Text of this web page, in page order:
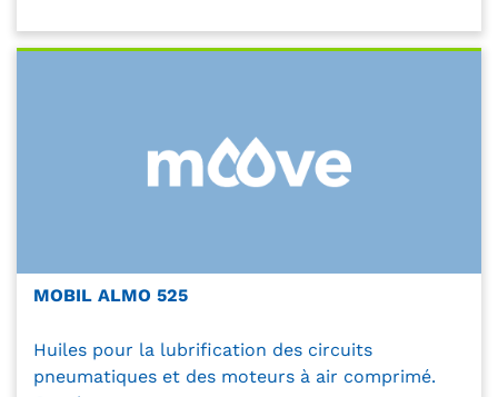
MOBIL ALMO 525
Huiles pour la lubrification des circuits
pneumatiques et des moteurs à air comprimé.